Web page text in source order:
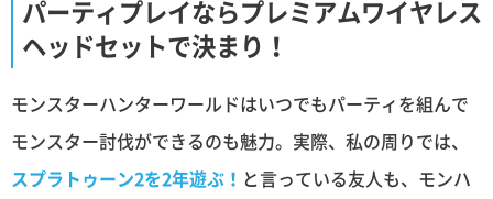
パーティプレイならプレミアムワイヤレス
ヘッドセットで決まり！
モンスターハンターワールドはいつでもパーティを組んで
モンスター討伐ができるのも魅力。実際、私の周りでは、
スプラトゥーン2を2年遊ぶ！ と言っている友人も、モンハ